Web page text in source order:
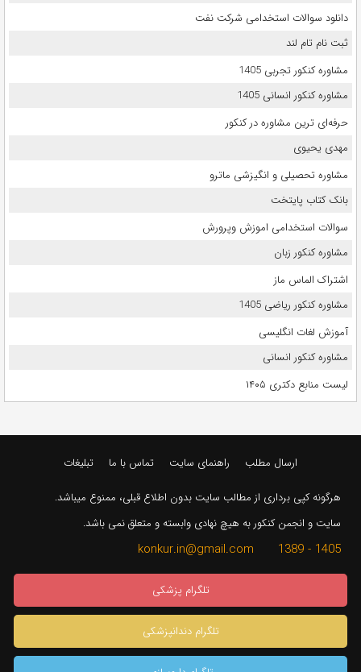
دانلود سوالات استخدامی شرکت نفت
ثبت نام تام لند
مشاوره کنکور تجربی 1405
مشاوره کنکور انسانی 1405
حرفه‌ای ترین مشاوره در کنکور
مهدی یحیوی
مشاوره تحصیلی و انگیزشی ماترو
بانک کتاب پایتخت
سوالات استخدامی اموزش وپرورش
مشاوره کنکور زبان
اشتراک الماس ماز
مشاوره کنکور ریاضی 1405
آموزش لغات انگلیسی
مشاوره کنکور انسانی
لیست منابع دکتری ۱۴۰۵
ارسال مطلب راهنمای سایت تماس با ما تبلیغات
هرگونه کپی برداری از مطالب سایت بدون اطلاع قبلی، ممنوع میباشد.
سایت و انجمن کنکور به هیچ نهادی وابسته و متعلق نمی باشد.
1405 - 1389 konkur.in@gmail.com
تلگرام پزشکی
تلگرام دندانپزشکی